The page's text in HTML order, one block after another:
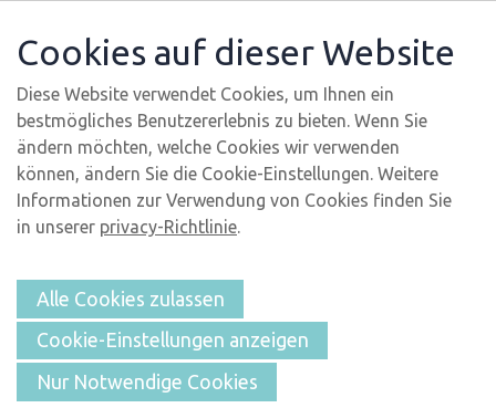
ÜBERSICHT
Cookies auf dieser Website
Diese Website verwendet Cookies, um Ihnen ein
bestmögliches Benutzererlebnis zu bieten. Wenn Sie
ändern möchten, welche Cookies wir verwenden
können, ändern Sie die Cookie-Einstellungen. Weitere
Informationen zur Verwendung von Cookies finden Sie
in unserer privacy-Richtlinie.
Alle Cookies zulassen
Cookie-Einstellungen anzeigen
Nur Notwendige Cookies